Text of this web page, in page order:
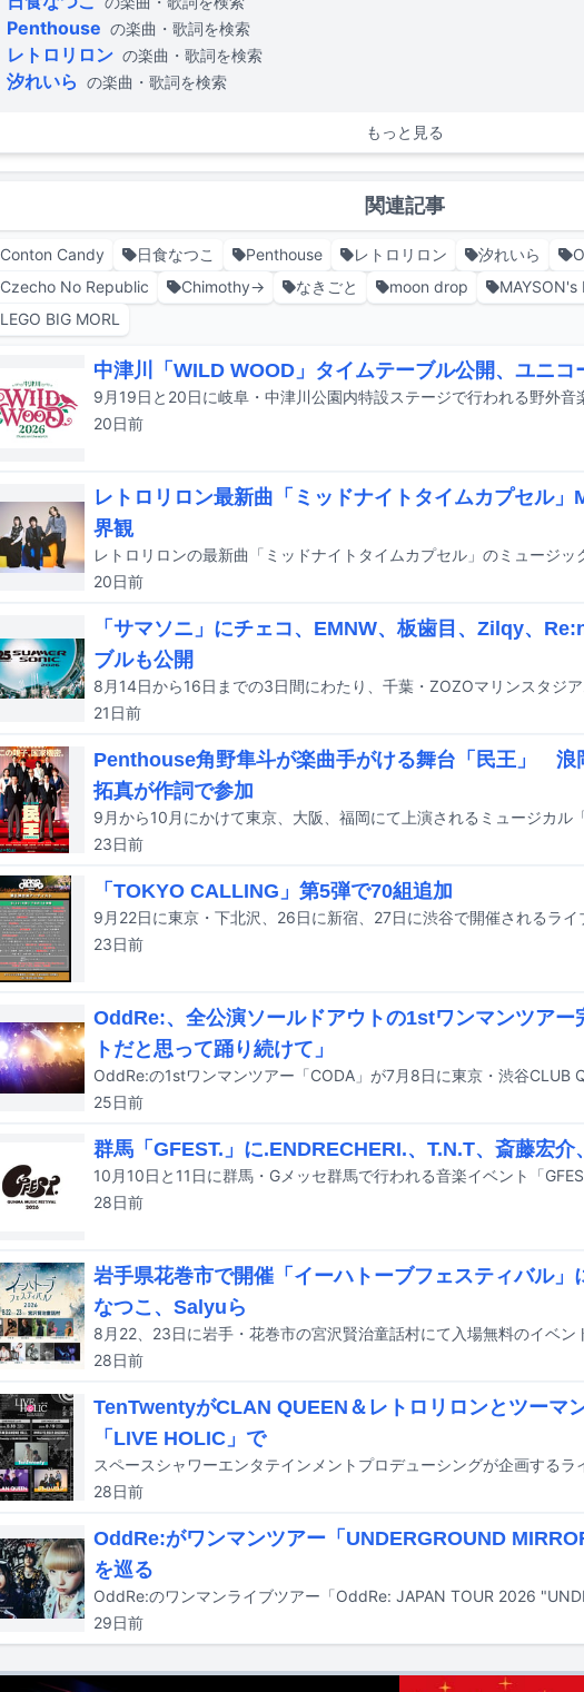
Penthouse の楽曲・歌詞を検索
レトロリロン の楽曲・歌詞を検索
汐れいら の楽曲・歌詞を検索
もっと見る
関連記事
Conton Candy 日食なつこ Penthouse レトロリロン 汐れいら
Czecho No Republic
Chimothy→ なきごと moon drop MAYSON's
LEGO BIG MORL
中津川「WILD WOOD」タイムテーブル公開、ユニコ
20日前
レトロリロン最新曲「ミッドナイトタイムカプセル」
界観
20日前
「サマソニ」にチェコ、EMNW、板歯目、Zilqy、
ブルも公開
21日前
Penthouse角野隼斗が楽曲手がける舞台「民王」 浪
拓真が作詞で参加
23日前
「TOKYO CALLING」第5弾で70組追加
23日前
OddRe:、全公演ソールドアウトの1stワンマンツアー
トだと思って踊り続けて」
OddRe:の1stワンマンツアー「CODA」が7月8日に東京・渋谷CLUB
25日前
群馬「GFEST.」に.ENDRECHERI.、T.N.T、斎藤宏
28日前
岩手県花巻市で開催「イーハトーブフェスティバル」
なつこ、Salyuら
28日前
TenTwentyがCLAN QUEEN＆レトロリロンとツーマ
「LIVE HOLIC」で
28日前
OddRe:がワンマンツアー「UNDERGROUND
を巡る
29日前